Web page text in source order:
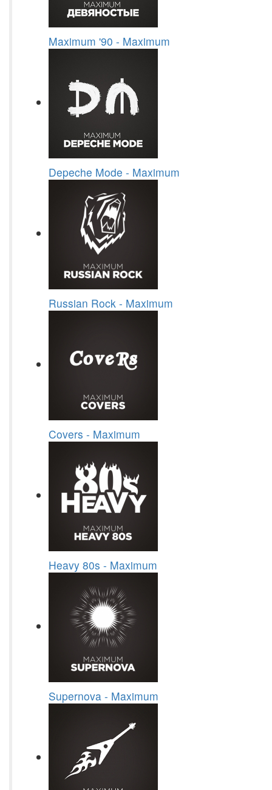
Maximum '90 - Maximum
Depeche Mode - Maximum
Russian Rock - Maximum
Covers - Maximum
Heavy 80s - Maximum
Supernova - Maximum